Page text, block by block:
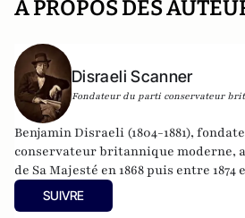
A PROPOS DES
Disraeli Scanner
Fondateur du parti conservateur
Benjamin Disraeli (1804-1881),
conservateur britannique moderne,
de Sa Majesté en 1868 puis entre 1874
nous été quelque peu surpris de
semaines, des "lettres de Londres"
SUIVRE